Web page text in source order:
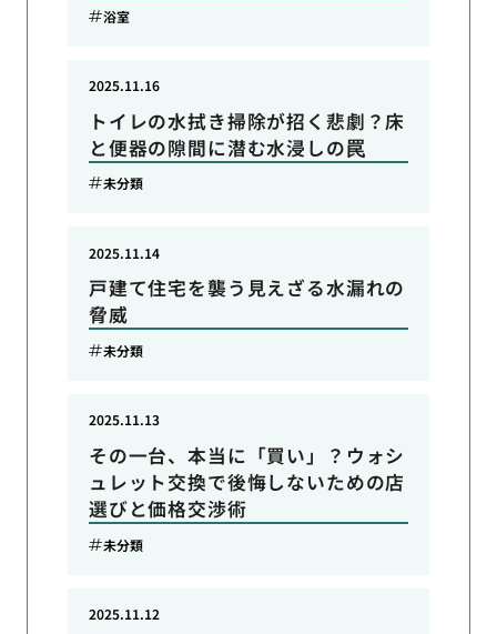
浴室
トイレの水拭き掃除が招く悲劇？床
と便器の隙間に潜む水浸しの罠
2025.11.16
未分類
戸建て住宅を襲う見えざる水漏れの
脅威
2025.11.14
未分類
その一台、本当に「買い」？ウォシ
ュレット交換で後悔しないための店
選びと価格交渉術
2025.11.13
未分類
2025.11.12